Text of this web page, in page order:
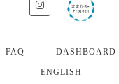
FAQ DASHBOARD
ENGLISH